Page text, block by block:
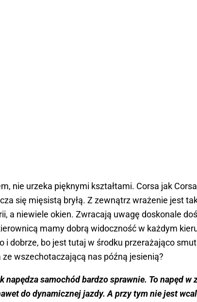
nie urzeka pięknymi kształtami. Corsa jak
się mięsistą bryłą. Z zewnątrz wrażenie jest
a niewiele okien. Zwracają uwagę doskonale
mamy dobrą widoczność w każdym
i dobrze, bo jest tutaj w środku przerażająco
ze wszechotaczającą nas późną jesienią?
napędza samochód bardzo sprawnie. To napęd w
do dynamicznej jazdy. A przy tym nie jest